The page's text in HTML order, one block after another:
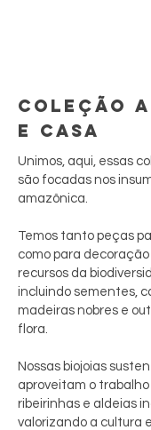
COLEÇÃO
E CASA
Unimos, aqui, essas
são focadas nos
amazônica.
Temos tanto peças
como para
recursos da
incluindo sementes,
madeiras nobres e
flora.
Nossas biojoias
aproveitam o
ribeirinhas e aldeias
valorizando a cultura